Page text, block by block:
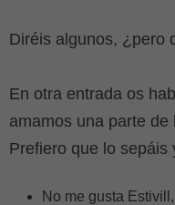
Diréis algunos, ¿pero
En otra entrada os
amamos una parte
Prefiero que lo
No me gusta Estivill,